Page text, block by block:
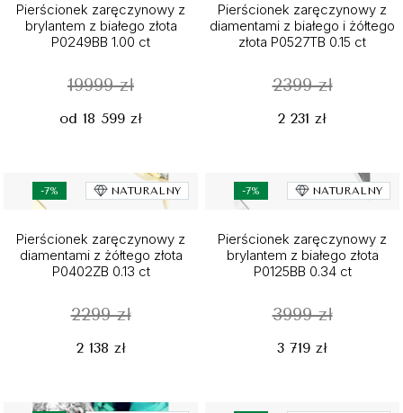
Pierścionek zaręczynowy z
brylantem z białego złota
P0249BB 1.00 ct
19999 zł
od 18 599 zł
Pierścionek zaręczynowy z
diamentami z białego i żółtego
złota P0527TB 0.15 ct
2399 zł
2 231 zł
-7% NATURALNY
Pierścionek zaręczynowy z
diamentami z żółtego złota
P0402ZB 0.13 ct
2299 zł
2 138 zł
-7% NATURALNY
Pierścionek zaręczynowy z
brylantem z białego złota
P0125BB 0.34 ct
3999 zł
3 719 zł